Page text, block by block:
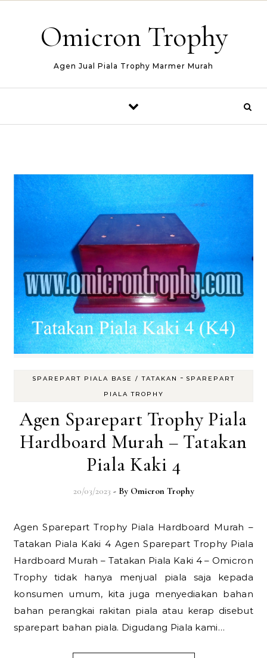
Omicron Trophy
Agen Jual Piala Trophy Marmer Murah
SPAREPART PIALA BASE / TATAKAN - SPAREPART
PIALA TROPHY
Agen Sparepart Trophy Piala
Hardboard Murah – Tatakan
Piala Kaki 4
20/03/2023 - By Omicron Trophy
Agen Sparepart Trophy Piala Hardboard Murah –
Tatakan Piala Kaki 4 Agen Sparepart Trophy Piala
Hardboard Murah – Tatakan Piala Kaki 4 – Omicron
Trophy tidak hanya menjual piala saja kepada
konsumen umum, kita juga menyediakan bahan
bahan perangkai rakitan piala atau kerap disebut
sparepart bahan piala. Digudang Piala kami…